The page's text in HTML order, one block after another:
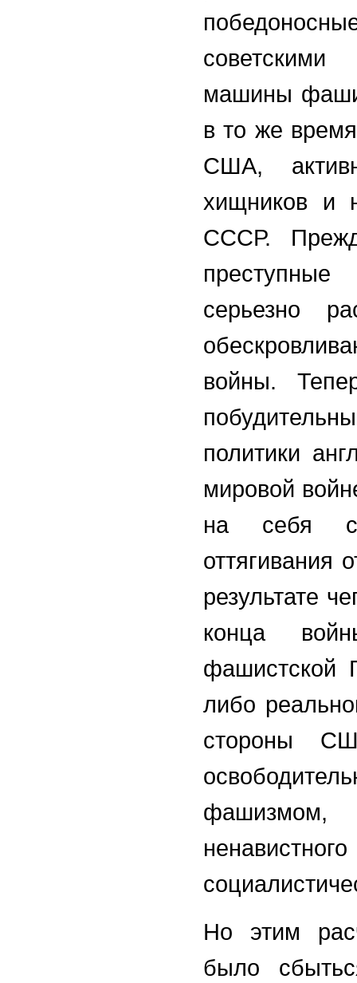
машины
в то же
США,
хищников и
СССР.
серьезно
войны.
политики
мировой
на себя
оттягивания
результате
конца
фашистской
либо
стороны
фашизмом,
Но этим
было